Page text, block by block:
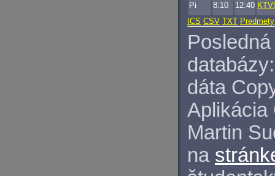
Pi 8:10 12:40
ICS CSV TXT Predmety
databázy:
dáta
Aplikácia
Martin
na